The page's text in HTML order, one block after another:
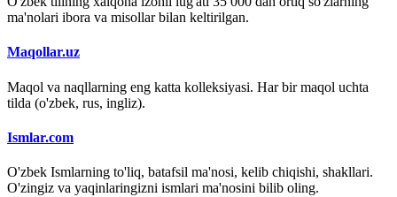
ma'nolari ibora va misollar bilan keltirilgan.
Maqollar.uz
Maqol va naqllarning eng katta kolleksiyasi. Har bir maqol uchta
tilda (o'zbek, rus, ingliz).
Ismlar.com
O'zbek Ismlarning to'liq, batafsil ma'nosi, kelib chiqishi, shakllari.
O'zingiz va yaqinlaringizni ismlari ma'nosini bilib oling.